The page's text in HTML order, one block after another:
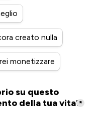
creato nulla
monetizzare
su questo
della tua vita?*